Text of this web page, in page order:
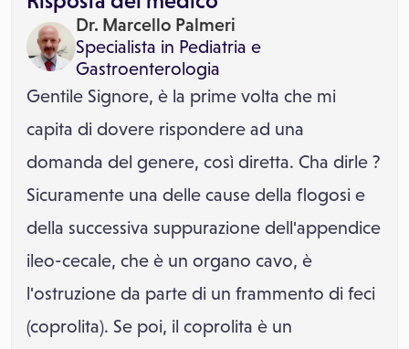
Dr. Marcello Palmeri
Specialista in Pediatria e
Gastroenterologia
Gentile Signore, è la prime volta che mi
capita di dovere rispondere ad una
domanda del genere, così diretta. Cha dirle ?
Sicuramente una delle cause della flogosi e
della successiva suppurazione dell'appendice
ileo-cecale, che è un organo cavo, è
l'ostruzione da parte di un frammento di feci
(coprolita). Se poi, il coprolita è un